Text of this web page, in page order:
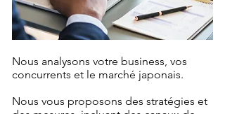
Nous analysons votre business, vos
concurrents et le marché japonais.
Nous vous proposons des stratégies et